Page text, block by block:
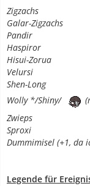
Zigzachs
Galar-Zigzachs
Pandir
Haspiror
Hisui-Zorua
Velursi
Shen-Long
Wolly */Shiny/
Zwieps
Sproxi
Dummimisel (+1, da
Legende für